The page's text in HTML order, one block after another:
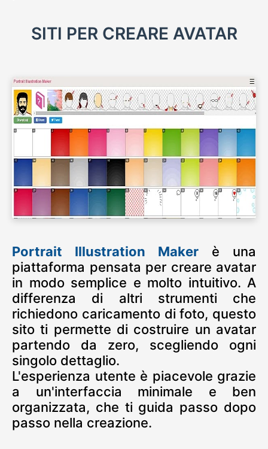
SITI PER CREARE AVATAR
Portrait Illustration Maker è una
piattaforma pensata per creare avatar
in modo semplice e molto intuitivo. A
differenza di altri strumenti che
richiedono caricamento di foto, questo
sito ti permette di costruire un avatar
partendo da zero, scegliendo ogni
singolo dettaglio.
L'esperienza utente è piacevole grazie
a un'interfaccia minimale e ben
organizzata, che ti guida passo dopo
passo nella creazione.